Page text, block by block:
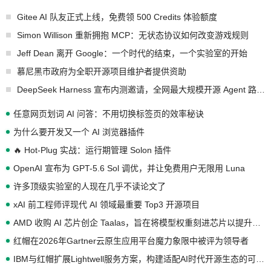
Gitee AI 队友正式上线，免费领 500 Credits 体验额度
Simon Willison 重新拥抱 MCP：无状态协议如何改变游戏规则
Jeff Dean 离开 Google：一个时代的结束，一个实验室的开始
慕尼黑市政府为全职开源项目维护者提供资助
任意网页划词 AI 问答：不用切换标签页的效率秘诀
为什么要开发又一个 AI 浏览器插件
🔥 Hot-Plug 实战：运行期管理 Solon 插件
OpenAI 宣布为 GPT-5.6 Sol 调优，并让免费用户无限用 Luna
许多顶级实验室的人现在几乎不读论文了
xAI 前工程师评现代 AI 领域最重要 Top3 开源项目
红帽在2026年Gartner云原生应用平台魔力象限中被评为领导者